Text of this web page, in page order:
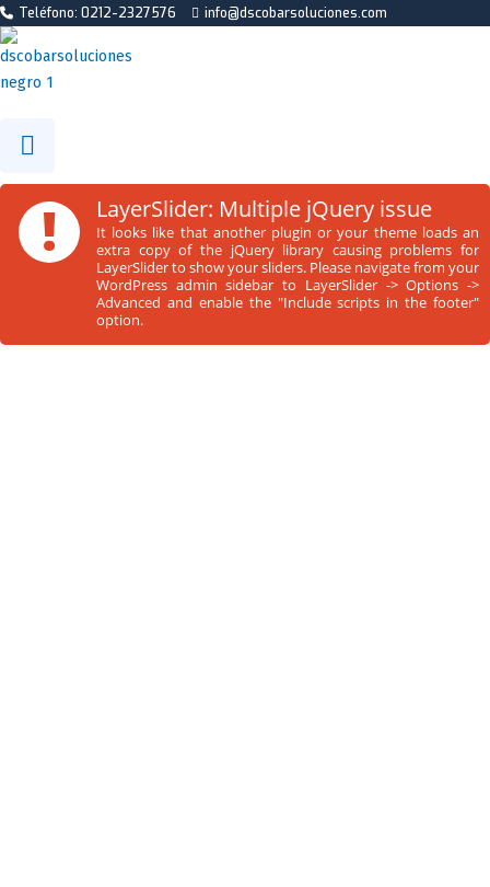
Teléfono: 0212-2327576 info@dscobarsoluciones.com
! LayerSlider: Multiple jQuery issue
It looks like that another plugin or your theme loads an
extra copy of the jQuery library causing problems for
LayerSlider to show your sliders. Please navigate from your
WordPress admin sidebar to LayerSlider -> Options ->
Advanced and enable the "Include scripts in the footer"
option.